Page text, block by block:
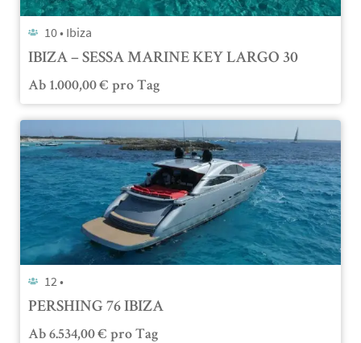
10 • Ibiza
IBIZA – SESSA MARINE KEY LARGO 30
Ab 1.000,00€ pro Tag
12 •
PERSHING 76 IBIZA
Ab 6.534,00€ pro Tag